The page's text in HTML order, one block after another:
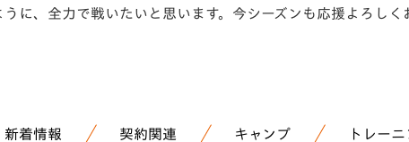
に、全力で戦いたいと思います。今シーズンも応援よろしく
新着情報 契約関連 キャンプ トレー